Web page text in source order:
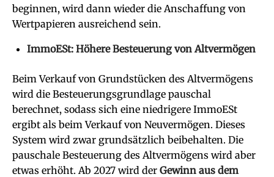
beginnen, wird dann wieder die Anschaffung von
Wertpapieren ausreichend sein.
ImmoESt: Höhere Besteuerung von Altvermögen
Beim Verkauf von Grundstücken des Altvermögens
wird die Besteuerungsgrundlage pauschal
berechnet, sodass sich eine niedrigere ImmoESt
ergibt als beim Verkauf von Neuvermögen. Dieses
System wird zwar grundsätzlich beibehalten. Die
pauschale Besteuerung des Altvermögens wird aber
etwas erhöht. Ab 2027 wird der Gewinn aus dem